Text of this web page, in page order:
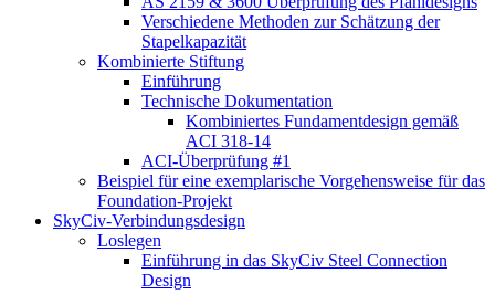
Verschiedene Methoden zur Schätzung der
Stapelkapazität
Kombinierte Stiftung
Einführung
Technische Dokumentation
Kombiniertes Fundamentdesign gemäß
ACI 318-14
ACI-Überprüfung #1
Beispiel für eine exemplarische Vorgehensweise für das
Foundation-Projekt
SkyCiv-Verbindungsdesign
Loslegen
Einführung in das SkyCiv Steel Connection
Design